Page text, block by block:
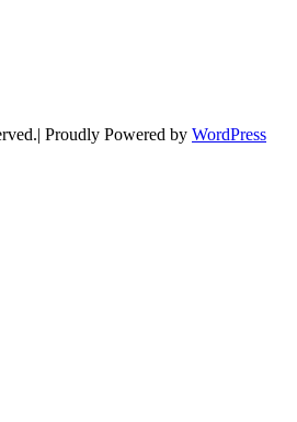
Proudly Powered by WordPress